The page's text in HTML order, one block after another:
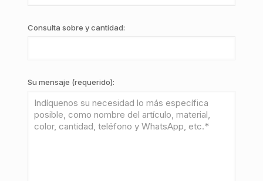
Consulta sobre y cantidad:
Su mensaje (requerido):